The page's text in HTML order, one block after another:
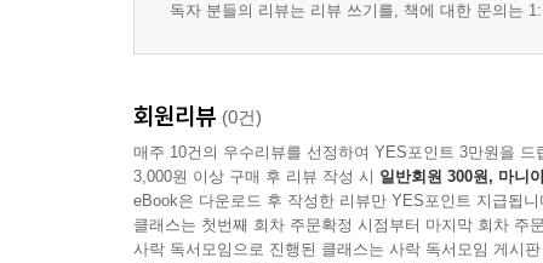
독자 분들의 리뷰는 리뷰 쓰기를, 책에 대한 문의는
회원리뷰 (0건)
매주 10건의 우수리뷰를 선정하여 YES포인트 3만원을 드
3,000원 이상 구매 후 리뷰 작성 시 일반회원 300원, 마니
eBook은 다운로드 후 작성한 리뷰만 YES포인트 지급됩니
클래스는 첫번째 회차 주문확정 시점부터 마지막 회차 주
사락 독서모임으로 진행된 클래스는 사락 독서모임 게시